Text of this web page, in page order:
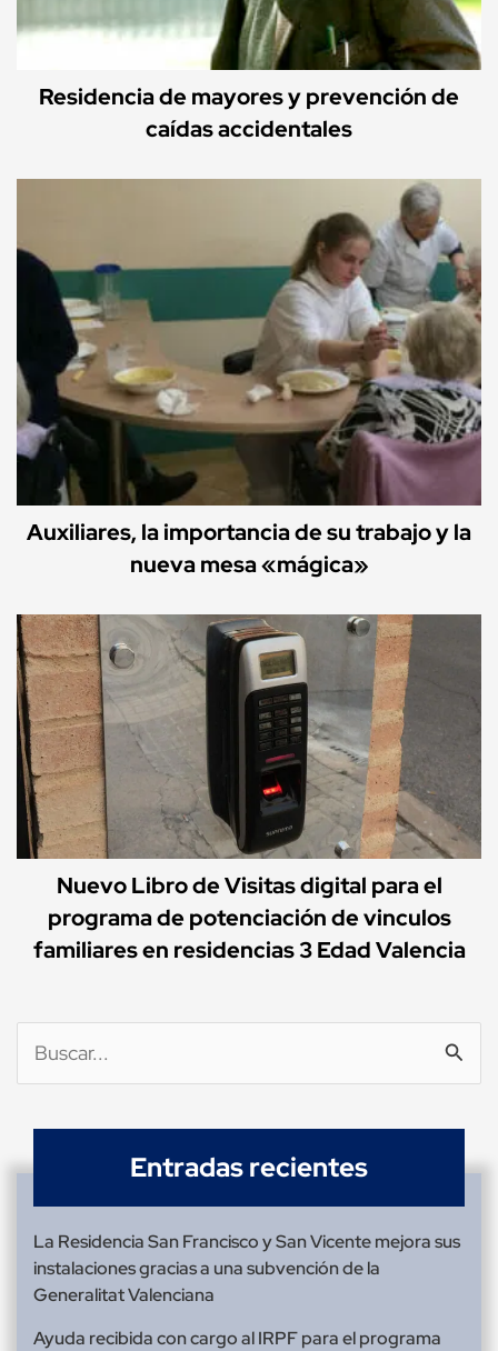
Residencia de mayores y prevención de
caídas accidentales
Auxiliares, la importancia de su trabajo y la
nueva mesa «mágica»
Nuevo Libro de Visitas digital para el
programa de potenciación de vinculos
familiares en residencias 3 Edad Valencia
Buscar
por:
Entradas recientes
La Residencia San Francisco y San Vicente mejora sus
instalaciones gracias a una subvención de la
Generalitat Valenciana
Ayuda recibida con cargo al IRPF para el programa